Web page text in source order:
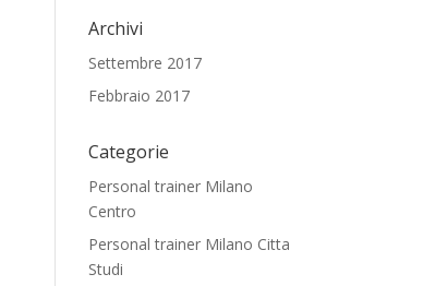
Archivi
Settembre 2017
Febbraio 2017
Categorie
Personal trainer Milano
Centro
Personal trainer Milano Citta
Studi